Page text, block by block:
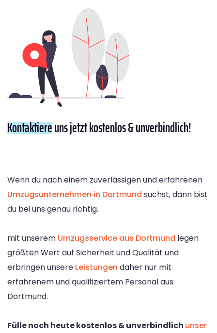
Kontaktiereuns jetzt kostenlos & unverbindlich!
Wenn du nach einem zuverlässigen und erfahrenen
Umzugsunternehmen in Dortmund suchst, dann bist
du bei uns genau richtig.
mit unserem Umzugsservice aus Dortmund legen
größten Wert auf Sicherheit und Qualität und
erbringen unsere Leistungen daher nur mit
erfahrenem und qualifiziertem Personal aus
Dortmund.
Fülle noch heute kostenlos & unverbindlich unser